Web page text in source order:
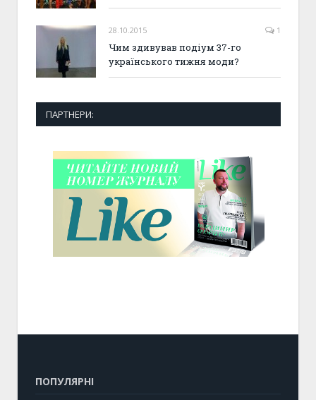
28.10.2015 1
Чим здивував подіум 37-го
українського тижня моди?
ПАРТНЕРИ:
ПОПУЛЯРНІ